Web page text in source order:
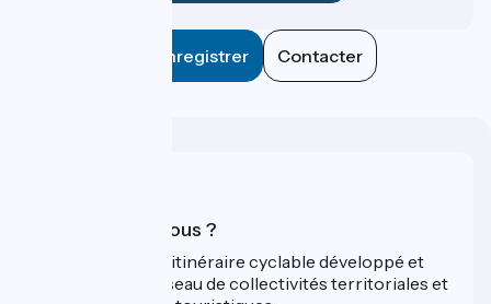
Enregistrer Contacter
Qui sommes-nous ?
ViaRhôna est un itinéraire cyclable développé et
promu par un réseau de collectivités territoriales et